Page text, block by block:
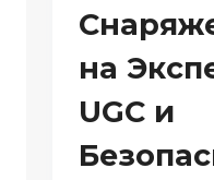
на
UGC и